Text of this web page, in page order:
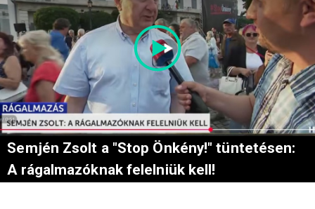
Semjén Zsolt a "Stop Önkény!" tüntetésen:
A rágalmazóknak felelniük kell!